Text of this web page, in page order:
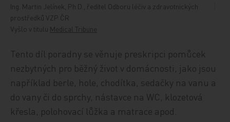
Ing. Martin Jelínek, Ph.D., ředitel Odboru léčiv a zdravotnických
prostředků VZP ČR
Vyšlo v titulu Medical Tribune
Tento díl poradny se věnuje preskripci pomůcek
nezbytných pro běžný život v domácnosti, jako jsou
například berle, hole, chodítka, sedačky na vanu a
do vany či do sprchy, nástavce na WC, klozetová
křesla, polohovací lůžka a matrace apod.